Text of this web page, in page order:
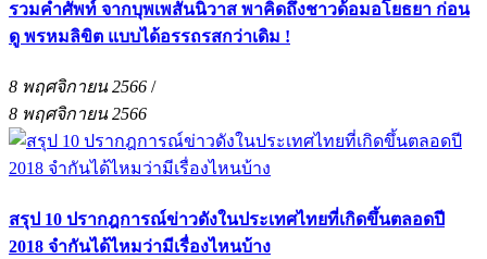
รวมคำศัพท์ จากบุพเพสันนิวาส พาคิดถึงชาวด้อมอโยธยา ก่อน
ดู พรหมลิขิต แบบได้อรรถรสกว่าเดิม !
8 พฤศจิกายน 2566 /
8 พฤศจิกายน 2566
สรุป 10 ปรากฎการณ์ข่าวดังในประเทศไทยที่เกิดขึ้นตลอดปี
2018 จำกันได้ไหมว่ามีเรื่องไหนบ้าง